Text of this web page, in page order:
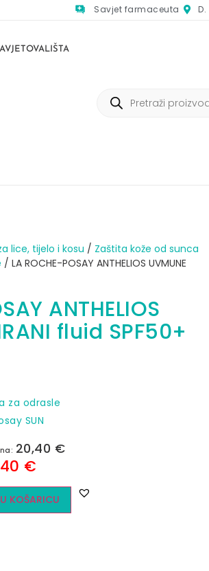
Savjet farmaceuta
lice, tijelo i kosu / Zaštita kože od sunca​
/ LA ROCHE-POSAY ANTHELIOS UVMUNE
ANTHELIOS
fluid SPF50+
za odrasle
SUN
20,40 €
€
KOŠARICU